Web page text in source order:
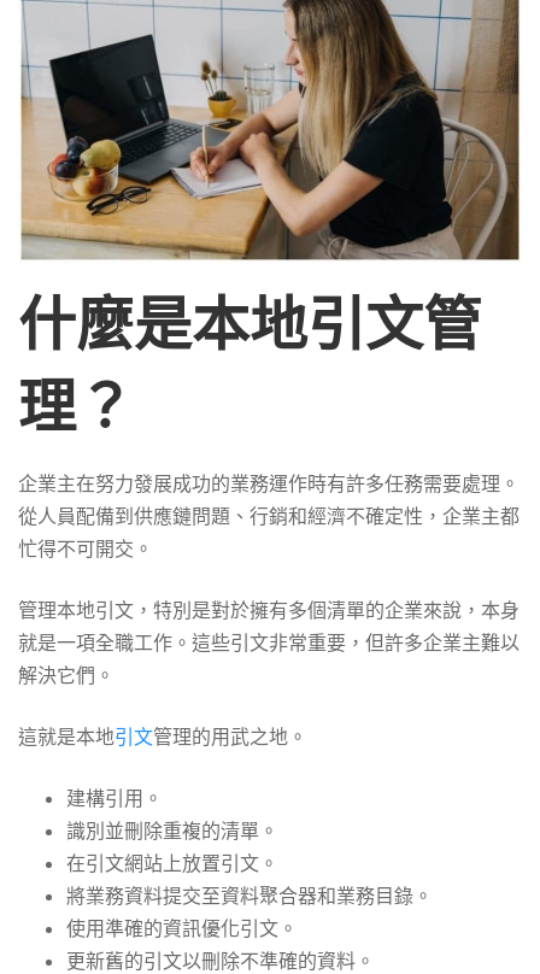
什麼是本地引文管
理？
企業主在努力發展成功的業務運作時有許多任務需要處理。
從人員配備到供應鏈問題、行銷和經濟不確定性，企業主都
忙得不可開交。
管理本地引文，特別是對於擁有多個清單的企業來說，本身
就是一項全職工作。這些引文非常重要，但許多企業主難以
解決它們。
這就是本地引文管理的用武之地。
建構引用。
識別並刪除重複的清單。
在引文網站上放置引文。
將業務資料提交至資料聚合器和業務目錄。
使用準確的資訊優化引文。
更新舊的引文以刪除不準確的資料。